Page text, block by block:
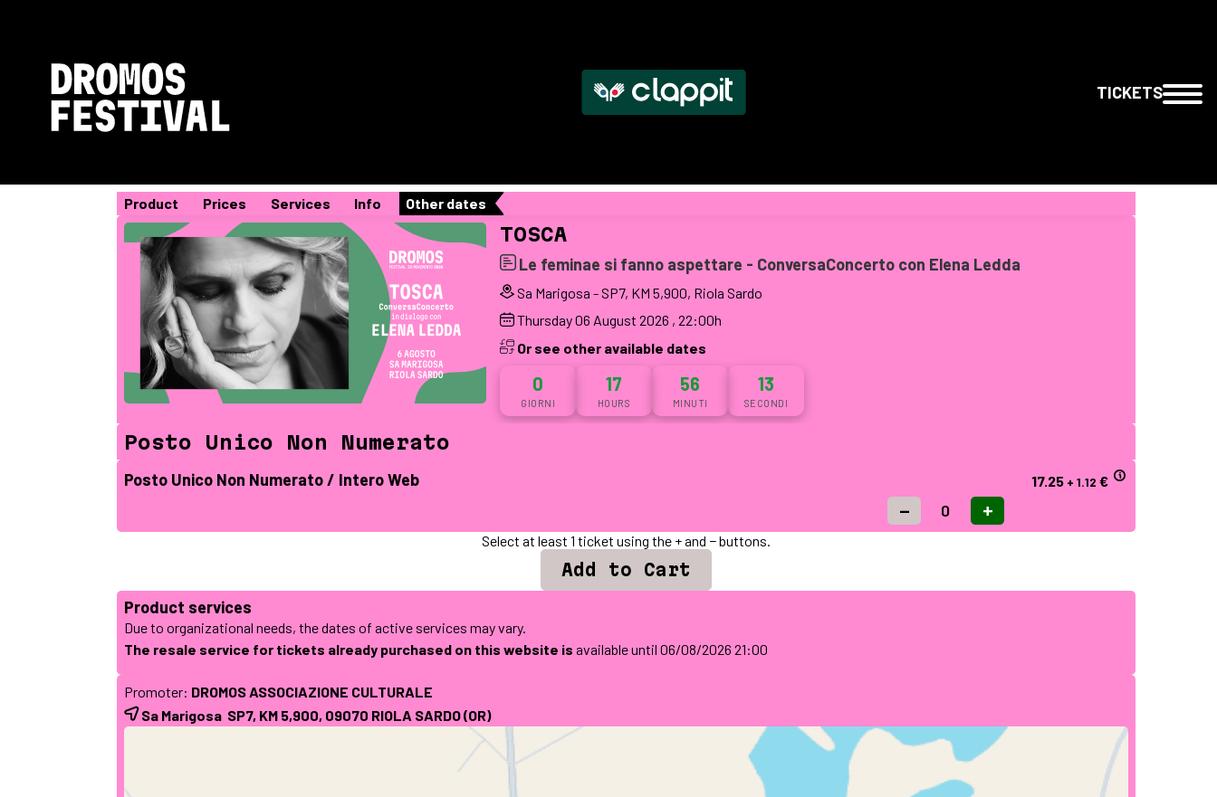
TICKETS
Product Prices Services Info Other dates
TOSCA
Le feminae si fanno aspettare - ConversaConcerto con Elena Ledda
Sa Marigosa - SP7, KM 5,900, Riola Sardo
Thursday06 August 2026 , 22:00h
Or see other available dates
0
GIORNI
17
HOURS
56
MINUTI
12
SECONDI
Posto Unico Non Numerato
Posto Unico Non Numerato / Intero Web 17.25 + 1.12 €
Select at least 1 ticket using the + and − buttons.
Product services
Due to organizational needs, the dates of active services may vary.
The resale service for tickets already purchased on this website is available until 06/08/2026 21:00
Promoter: DROMOS ASSOCIAZIONE CULTURALE
Sa Marigosa SP7, KM 5,900, 09070 RIOLA SARDO(OR)